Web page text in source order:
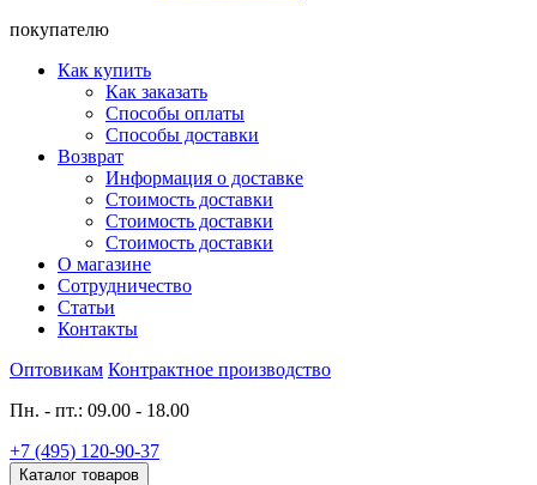
покупателю
Как купить
Как заказать
Способы оплаты
Способы доставки
Возврат
Информация о доставке
Стоимость доставки
Стоимость доставки
Стоимость доставки
О магазине
Сотрудничество
Статьи
Контакты
Оптовикам Контрактное производство
Пн. - пт.: 09.00 - 18.00
+7 (495) 120-90-37
Каталог товаров